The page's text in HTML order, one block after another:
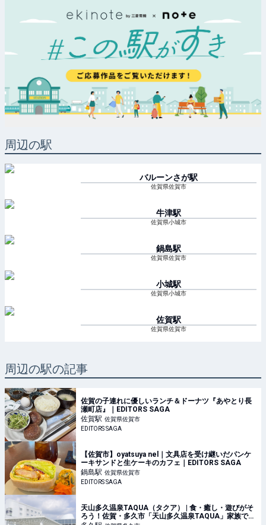
周辺の駅
バルーンさが駅
佐賀県佐賀市
牛津駅
佐賀県小城市
鍋島駅
佐賀県佐賀市
小城駅
佐賀県小城市
佐賀駅
佐賀県佐賀市
周辺の駅の記事
佐賀の子連れに優しいランチ＆ドーナツ『あやとり長
瀬町店』｜EDITORS SAGA
佐賀駅 佐賀県佐賀市
EDITORS SAGA
【佐賀市】oyatsuya nel｜文具店を受け継いだパンケ
ーキサンドと生ケーキのカフェ｜EDITORS SAGA
鍋島駅 佐賀県佐賀市
EDITORS SAGA
天山多久温泉TAQUA（タクア） | 食・癒し・遊びがそ
ろう！佐賀・多久市「天山多久温泉TAQUA」家族で楽